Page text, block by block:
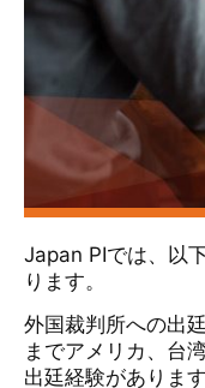
Japan PIでは、以
ります。
外国裁判所への出
までアメリカ、台
出廷経験があります